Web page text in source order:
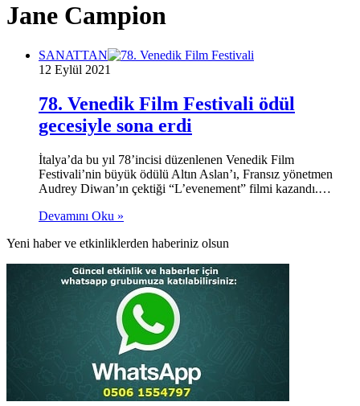
Jane Campion
SANATTAN
12 Eylül 2021
78. Venedik Film Festivali ödül
gecesiyle sona erdi
İtalya’da bu yıl 78’incisi düzenlenen Venedik Film
Festivali’nin büyük ödülü Altın Aslan’ı, Fransız yönetmen
Audrey Diwan’ın çektiği “L’evenement” filmi kazandı.…
Devamını Oku »
Yeni haber ve etkinliklerden haberiniz olsun